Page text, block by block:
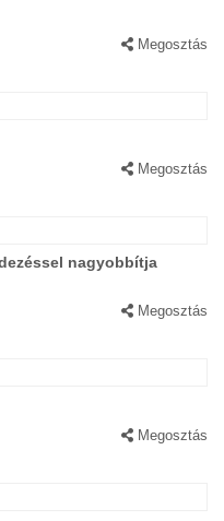
Megosztás
Megosztás
nagyobbítja
Megosztás
Megosztás